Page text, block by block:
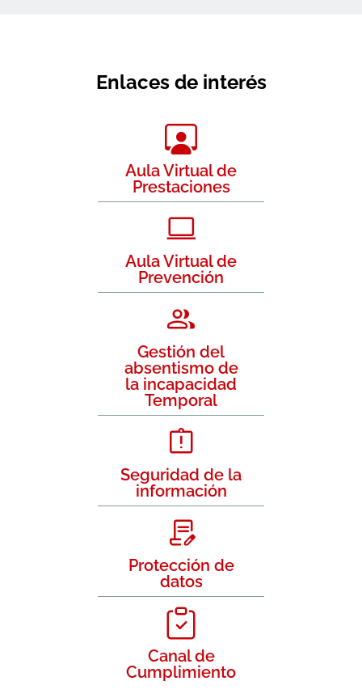
Enlaces de interés
Aula Virtual de
Prestaciones
Aula Virtual de
Prevención
Gestión del
absentismo de
la incapacidad
Temporal
Seguridad de la
información
Protección de
datos
Canal de
Cumplimiento